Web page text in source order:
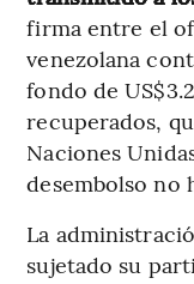
firma entre el
venezolana
fondo de
recuperados,
Naciones
desembolso no
La
sujetado su